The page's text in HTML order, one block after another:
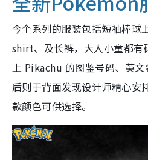
今个系列的服装包括短袖棒球
shirt、及长裤，大人小童都有
上 Pikachu 的图鉴号码、英
后则于背面发现设计师精心安
款颜色可供选择。